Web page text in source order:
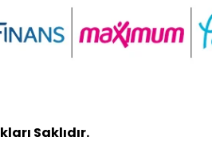
Saklıdır.